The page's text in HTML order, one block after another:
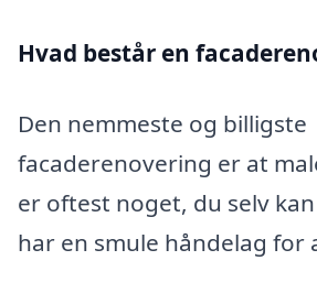
Hvad består en
Den nemmeste og billigste
facaderenovering er at
er oftest noget, du selv
har en smule håndelag for